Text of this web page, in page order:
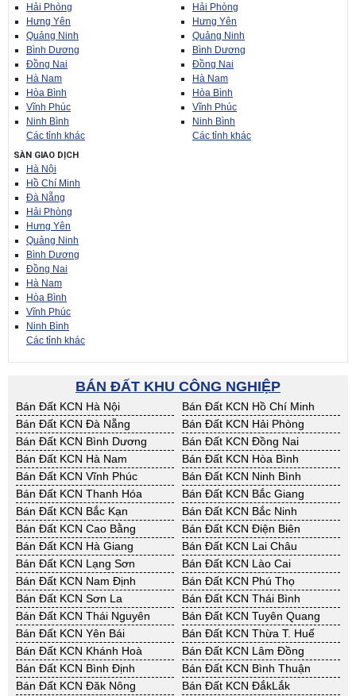
Hải Phòng
Hưng Yên
Quảng Ninh
Bình Dương
Đồng Nai
Hà Nam
Hòa Bình
Vĩnh Phúc
Ninh Bình
Các tỉnh khác
Hải Phòng
Hưng Yên
Quảng Ninh
Bình Dương
Đồng Nai
Hà Nam
Hòa Bình
Vĩnh Phúc
Ninh Bình
Các tỉnh khác
SÀN GIAO DỊCH
Hà Nội
Hồ Chí Minh
Đà Nẵng
Hải Phòng
Hưng Yên
Quảng Ninh
Bình Dương
Đồng Nai
Hà Nam
Hòa Bình
Vĩnh Phúc
Ninh Bình
Các tỉnh khác
BÁN ĐẤT KHU CÔNG NGHIỆP
Bán Đất KCN Hà Nội
Bán Đất KCN Hồ Chí Minh
Bán Đất KCN Đà Nẵng
Bán Đất KCN Hải Phòng
Bán Đất KCN Bình Dương
Bán Đất KCN Đồng Nai
Bán Đất KCN Hà Nam
Bán Đất KCN Hòa Bình
Bán Đất KCN Vĩnh Phúc
Bán Đất KCN Ninh Bình
Bán Đất KCN Thanh Hóa
Bán Đất KCN Bắc Giang
Bán Đất KCN Bắc Kạn
Bán Đất KCN Bắc Ninh
Bán Đất KCN Cao Bằng
Bán Đất KCN Điện Biên
Bán Đất KCN Hà Giang
Bán Đất KCN Lai Châu
Bán Đất KCN Lạng Sơn
Bán Đất KCN Lào Cai
Bán Đất KCN Nam Định
Bán Đất KCN Phú Thọ
Bán Đất KCN Sơn La
Bán Đất KCN Thái Bình
Bán Đất KCN Thái Nguyên
Bán Đất KCN Tuyên Quang
Bán Đất KCN Yên Bái
Bán Đất KCN Thừa T. Huế
Bán Đất KCN Khánh Hoà
Bán Đất KCN Lâm Đồng
Bán Đất KCN Bình Định
Bán Đất KCN Bình Thuận
Bán Đất KCN Đăk Nông
Bán Đất KCN ĐắkLắk